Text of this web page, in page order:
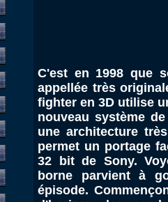
C'est en 1998 que
appellée très
fighter en 3D utilise
nouveau système
une architecture
permet un portage
32 bit de Sony.
borne parvient à
épisode.